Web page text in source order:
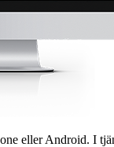
eller Android. I